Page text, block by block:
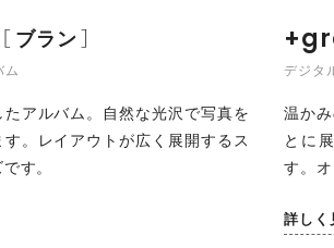
ブラン
ム
たアルバム。自然な光沢で写真を
。レイアウトが広く展開するス
す。
デジタ
温か
とに
す。オ
詳しく